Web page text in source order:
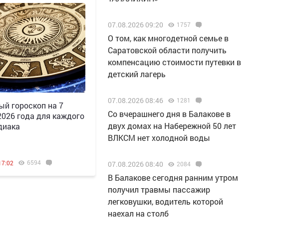
гороскоп на 7
года для каждого
6594
07.08.2026 09:20 1757
О том, как многодетной семье в
Саратовской области получить
компенсацию стоимости путевки в
детский лагерь
07.08.2026 08:46 1281
Со вчерашнего дня в Балакове в
двух домах на Набережной 50 лет
ВЛКСМ нет холодной воды
07.08.2026 08:40 2084
В Балакове сегодня ранним утром
получил травмы пассажир
легковушки, водитель которой
наехал на столб